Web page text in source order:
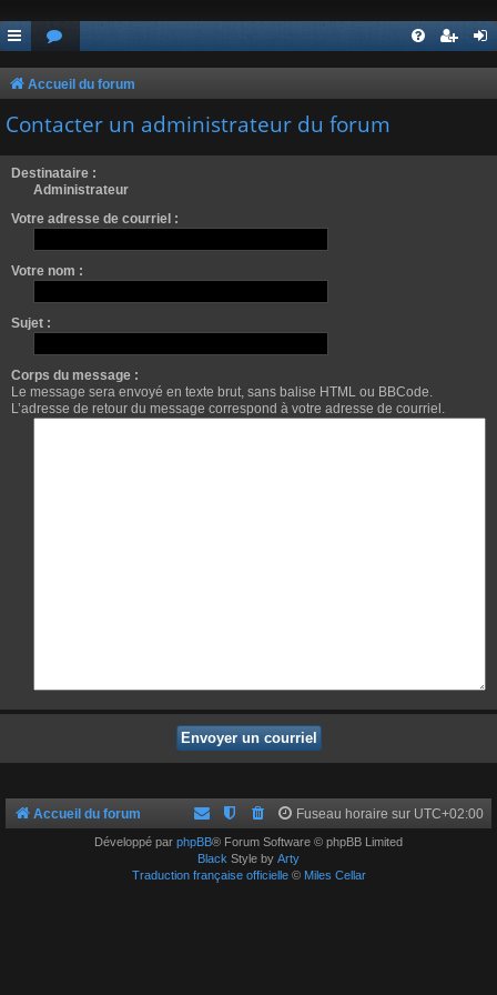
Accueil du forum
Contacter un administrateur du forum
Destinataire :
Administrateur
Votre adresse de courriel :
Votre nom :
Sujet :
Corps du message :
Le message sera envoyé en texte brut, sans balise HTML ou BBCode.
L’adresse de retour du message correspond à votre adresse de courriel.
Accueil du forum Fuseau horaire sur UTC+02:00
Développé par phpBB® Forum Software © phpBB Limited
Black Style by Arty
Traduction française officielle© Miles Cellar